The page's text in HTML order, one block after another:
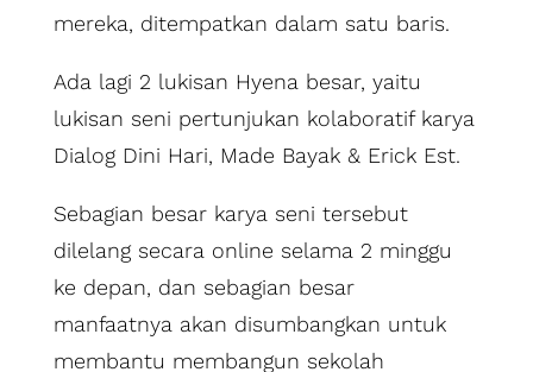
mereka, ditempatkan dalam satu baris.
Ada lagi 2 lukisan Hyena besar, yaitu
lukisan seni pertunjukan kolaboratif karya
Dialog Dini Hari, Made Bayak & Erick Est.
Sebagian besar karya seni tersebut
dilelang secara online selama 2 minggu
ke depan, dan sebagian besar
manfaatnya akan disumbangkan untuk
membantu membangun sekolah